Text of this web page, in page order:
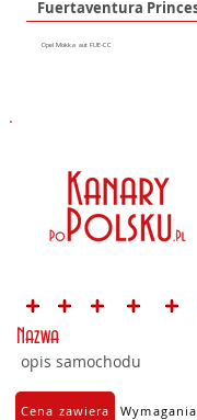
Nazwa
opis samochodu
Cena zawiera Wymagania